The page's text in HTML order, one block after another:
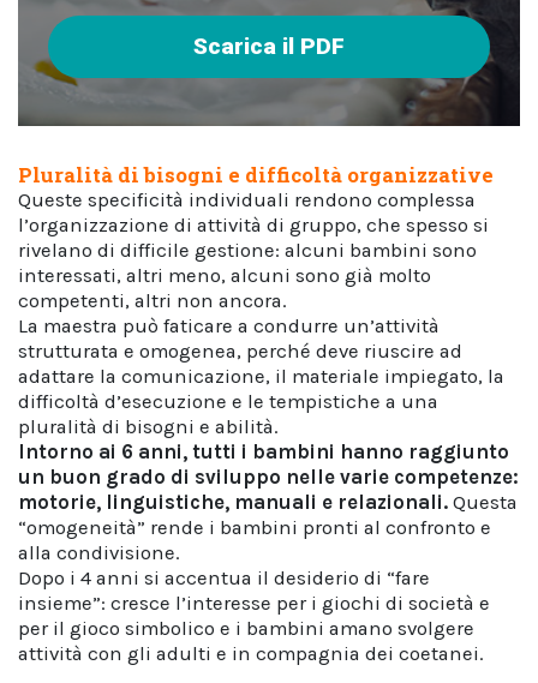
Scarica il PDF
Pluralità di bisogni e difficoltà organizzative
Queste specificità individuali rendono complessa
l’organizzazione di attività di gruppo, che spesso si
rivelano di difficile gestione: alcuni bambini sono
interessati, altri meno, alcuni sono già molto
competenti, altri non ancora.
La maestra può faticare a condurre un’attività
strutturata e omogenea, perché deve riuscire ad
adattare la comunicazione, il materiale impiegato, la
difficoltà d’esecuzione e le tempistiche a una
pluralità di bisogni e abilità.
Intorno ai 6 anni, tutti i bambini hanno raggiunto
un buon grado di sviluppo nelle varie competenze:
motorie, linguistiche, manuali e relazionali. Questa
“omogeneità” rende i bambini pronti al confronto e
alla condivisione.
Dopo i 4 anni si accentua il desiderio di “fare
insieme”: cresce l’interesse per i giochi di società e
per il gioco simbolico e i bambini amano svolgere
attività con gli adulti e in compagnia dei coetanei.